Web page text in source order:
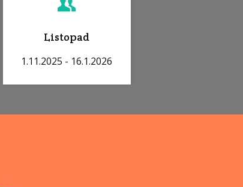
Listopad
1.11.2025 - 16.1.2026